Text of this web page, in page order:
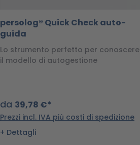
persolog® Quick Check auto-
guida
Lo strumento perfetto per conoscere
il modello di autogestione
da 39,78 €*
Prezzi incl. IVA più costi di spedizione
Dettagli